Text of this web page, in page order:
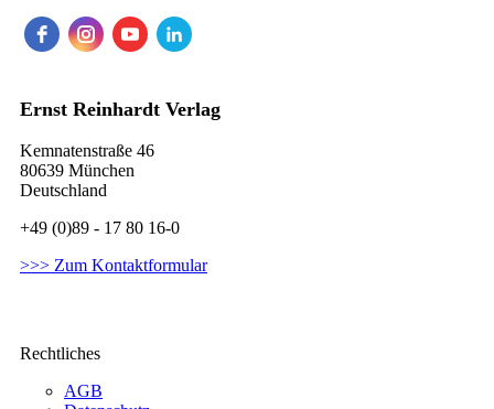
Ernst Reinhardt Verlag
Kemnatenstraße 46
80639 München
Deutschland
+49 (0)89 - 17 80 16-0
>>> Zum Kontaktformular
Rechtliches
AGB